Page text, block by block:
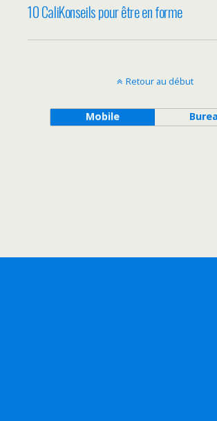
10 CaliKonseils pour être en forme
Retour au début
Mobile